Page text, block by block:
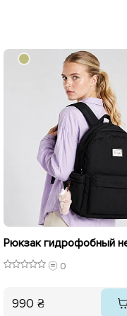
0
990 ₴